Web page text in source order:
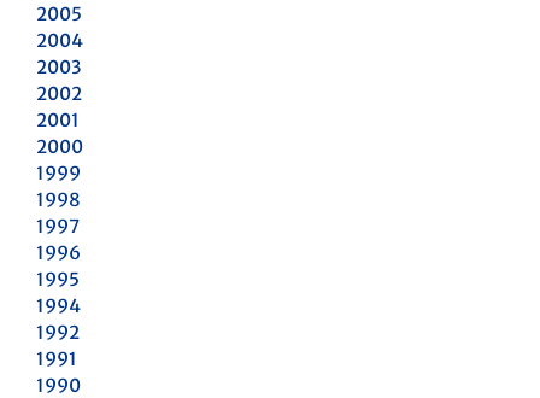
2005
2004
2003
2002
2001
2000
1999
1998
1997
1996
1995
1994
1992
1991
1990